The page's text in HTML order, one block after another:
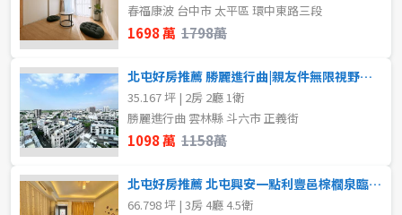
21樓以上
~ 樓
格局
不拘
1房
3樓
5~10樓 11~20樓
21樓以上
春福康波 台中市 太平區 環中東路三段
1698 萬 1798萬
北屯好房推薦 勝麗進行曲|親友件無限視野次頂樓2房平車
35.167 坪 | 2房 2廳 1衛
勝麗進行曲 雲林縣 斗六市 正義街
1098 萬 1158萬
北屯好房推薦 北屯興安一點利豐邑棕櫚泉臨路透店
66.798 坪 | 3房 4廳 4.5衛